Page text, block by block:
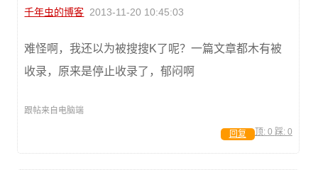
千年虫的博客 2013-11-20 10:45:03
难怪啊，我还以为被搜搜K了呢？一篇文章都木有被
收录，原来是停止收录了，郁闷啊
跟帖来自电脑端
顶: 0 踩: 0
回复